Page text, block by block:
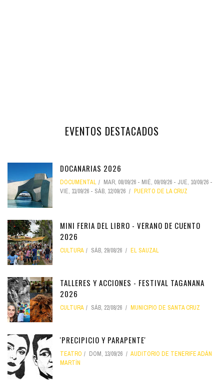
EVENTOS DESTACADOS
DOCANARIAS 2026
DOCUMENTAL MAR, 08/09/26 - MIÉ, 09/09/26 - JUE, 10/09/26 -
VIE, 11/09/26 - SÁB, 12/09/26 PUERTO DE LA CRUZ
MINI FERIA DEL LIBRO - VERANO DE CUENTO
2026
CULTURA SÁB, 29/08/26 EL SAUZAL
TALLERES Y ACCIONES - FESTIVAL TAGANANA
2026
CULTURA SÁB, 22/08/26 MUNICIPIO DE SANTA CRUZ
'PRECIPICIO Y PARAPENTE'
TEATRO DOM, 13/09/26
AUDITORIO DE TENERIFE ADÁN
MARTÍN